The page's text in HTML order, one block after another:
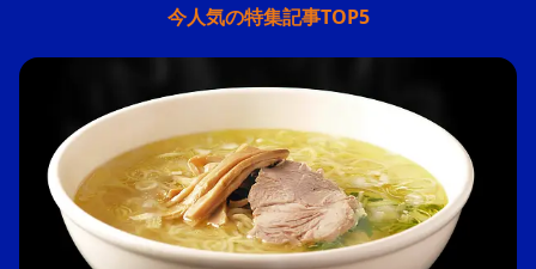
今人気の特集記事TOP5